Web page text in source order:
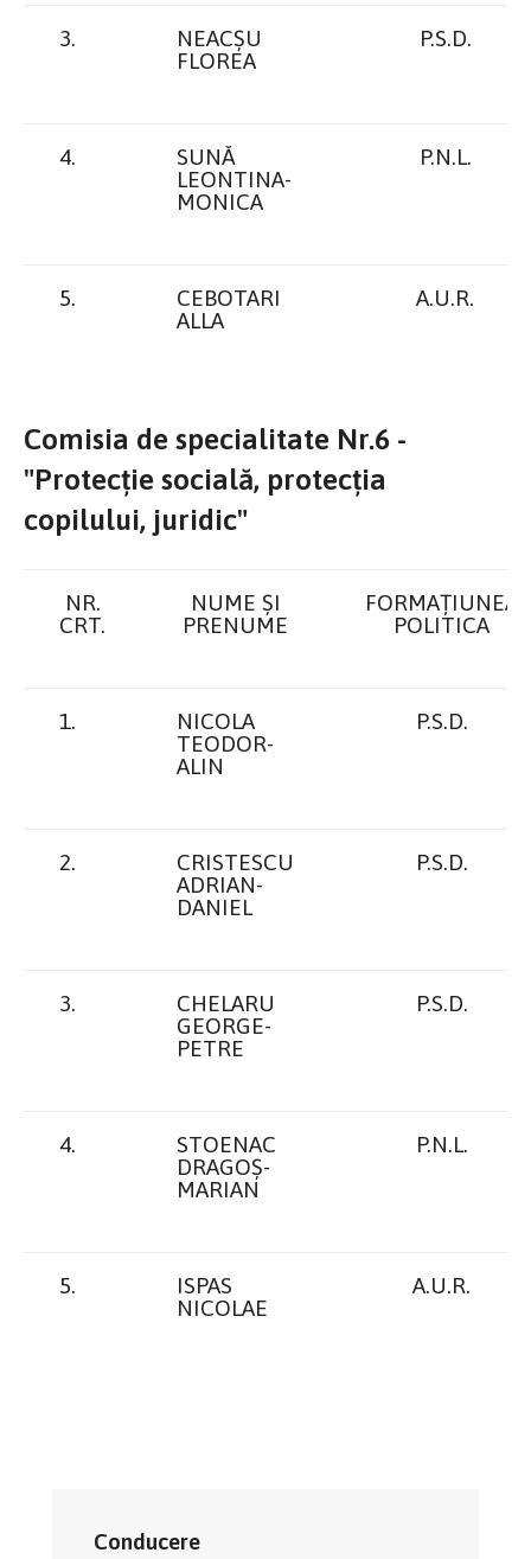
3.
NEACȘU
FLOREA
P.S.D.
4.
SUNĂ
LEONTINA-
MONICA
P.N.L.
5.
CEBOTARI
ALLA
A.U.R.
Comisia de specialitate Nr.6 -
"Protecție socială, protecția
copilului, juridic"
NR.
CRT.
NUME ŞI
PRENUME
FORMAȚIUNEA
POLITICA
1.
NICOLA
TEODOR-
ALIN
P.S.D.
2.
CRISTESCU
ADRIAN-
DANIEL
P.S.D.
3.
CHELARU
GEORGE-
PETRE
P.S.D.
4.
STOENAC
DRAGOȘ-
MARIAN
P.N.L.
5.
ISPAS
NICOLAE
A.U.R.
Conducere